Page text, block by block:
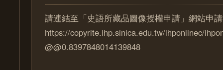
請連結至「史語所藏品圖像授權申請」網站申
https://copyrite.ihp.sinica.edu.tw/ihponlinec/
@@0.8397848014139848